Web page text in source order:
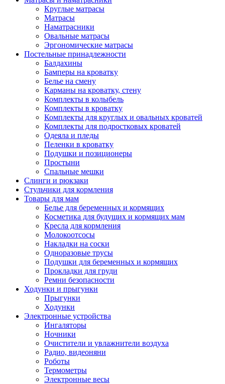
Круглые матрасы
Матрасы
Наматрасники
Овальные матрасы
Эргономические матрасы
Постельные принадлежности
Балдахины
Бамперы на кроватку
Белье на смену
Карманы на кроватку, стену
Комплекты в колыбель
Комплекты в кроватку
Комплекты для круглых и овальных кроватей
Комплекты для подростковых кроватей
Одеяла и пледы
Пеленки в кроватку
Подушки и позиционеры
Простыни
Спальные мешки
Слинги и рюкзаки
Стульчики для кормления
Товары для мам
Белье для беременных и кормящих
Косметика для будущих и кормящих мам
Кресла для кормления
Молокоотсосы
Накладки на соски
Одноразовые трусы
Подушки для беременных и кормящих
Прокладки для груди
Ремни безопасности
Ходунки и прыгунки
Прыгунки
Ходунки
Электронные устройства
Ингаляторы
Ночники
Очистители и увлажнители воздуха
Радио, видеоняни
Роботы
Термометры
Электронные весы